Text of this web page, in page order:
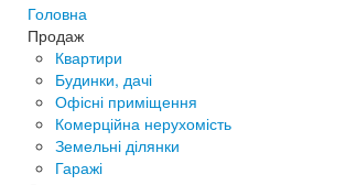
Головна
Продаж
Квартири
Будинки, дачі
Офісні приміщення
Комерційна нерухомість
Земельні ділянки
Гаражі